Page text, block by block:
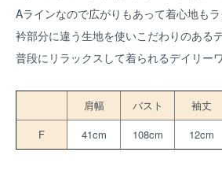
Aラインなので広がりもあって着心地もラ
衿部分に違う生地を使いこだわりのあるデ
普段にリラックスして着られるデイリー
肩幅 バスト 袖丈
F
41cm 108cm 12cm